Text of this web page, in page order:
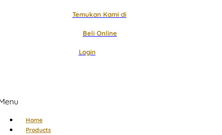
Temukan Kami di
Beli Online
Login
Home
Products